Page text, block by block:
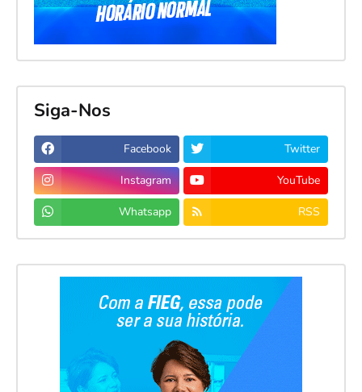
Siga-Nos
Facebook Twitter
Instagram YouTube
Whatsapp RSS